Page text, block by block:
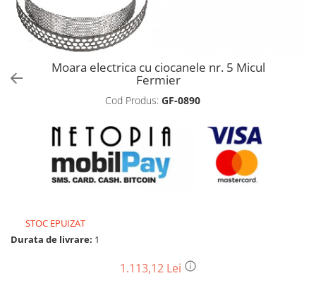
Biciclete electrice
Triciclete
Motoburghie si accesorii
Accesorii motoburghie
Drujbe, fierastraie electrice
Drujbe pe benzina
Drujbe cu acumulator
Drujbe electrice
Unelte electrice busteni
Moara electrica cu ciocanele nr. 5 Micul
Fermier
Cod Produs: GF-0890
STOC EPUIZAT
Durata de livrare: 1
1.113,12 Lei